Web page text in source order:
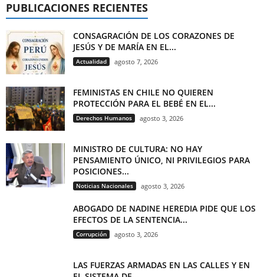
PUBLICACIONES RECIENTES
CONSAGRACIÓN DE LOS CORAZONES DE
JESÚS Y DE MARÍA EN EL...
Actualidad agosto 7, 2026
FEMINISTAS EN CHILE NO QUIEREN
PROTECCIÓN PARA EL BEBÉ EN EL...
Derechos Humanos agosto 3, 2026
MINISTRO DE CULTURA: NO HAY
PENSAMIENTO ÚNICO, NI PRIVILEGIOS PARA
POSICIONES...
Noticias Nacionales agosto 3, 2026
ABOGADO DE NADINE HEREDIA PIDE QUE LOS
EFECTOS DE LA SENTENCIA...
Corrupción agosto 3, 2026
LAS FUERZAS ARMADAS EN LAS CALLES Y EN